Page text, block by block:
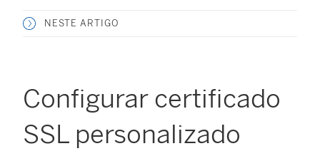
NESTE ARTIGO
Configurar certificado
SSL personalizado